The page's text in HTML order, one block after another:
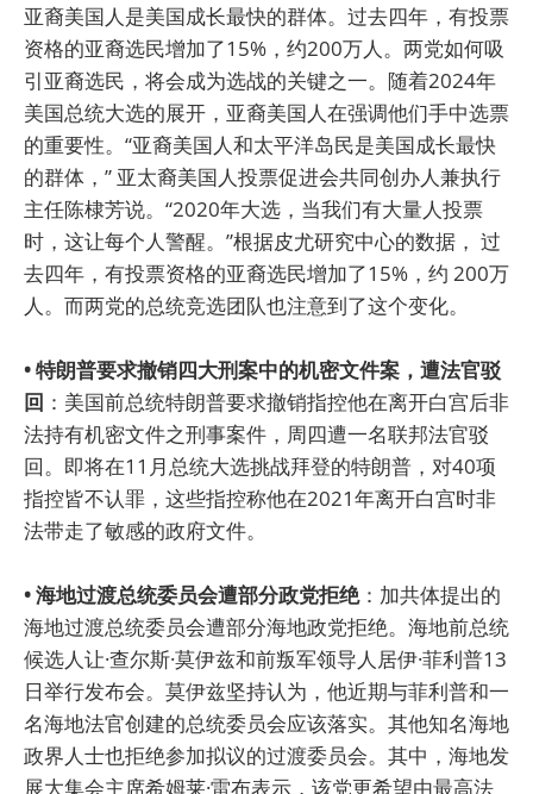
亚裔美国人是美国成长最快的群体。过去四年，有投票
资格的亚裔选民增加了15%，约200万人。两党如何吸
引亚裔选民，将会成为选战的关键之一。随着2024年
美国总统大选的展开，亚裔美国人在强调他们手中选票
的重要性。“亚裔美国人和太平洋岛民是美国成长最快
的群体，” 亚太裔美国人投票促进会共同创办人兼执行
主任陈棣芳说。“2020年大选，当我们有大量人投票
时，这让每个人警醒。”根据皮尤研究中心的数据， 过
去四年，有投票资格的亚裔选民增加了15%，约 200万
人。而两党的总统竞选团队也注意到了这个变化。
• 特朗普要求撤销四大刑案中的机密文件案，遭法官驳
回 ：美国前总统特朗普要求撤销指控他在离开白宫后非
法持有机密文件之刑事案件，周四遭一名联邦法官驳
回。即将在11月总统大选挑战拜登的特朗普，对40项
指控皆不认罪，这些指控称他在2021年离开白宫时非
法带走了敏感的政府文件。
• 海地过渡总统委员会遭部分政党拒绝：加共体提出的
海地过渡总统委员会遭部分海地政党拒绝。海地前总统
候选人让·查尔斯·莫伊兹和前叛军领导人居伊·菲利普13
日举行发布会。莫伊兹坚持认为，他近期与菲利普和一
名海地法官创建的总统委员会应该落实。其他知名海地
政界人士也拒绝参加拟议的过渡委员会。其中，海地发
展大集会主席希姆莱·雷布表示，该党更希望由最高法